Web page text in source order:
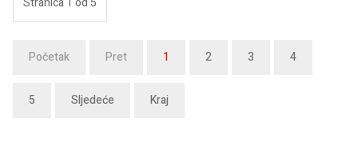
Početak Pret 1 2 3 4
5 Sljedeće Kraj